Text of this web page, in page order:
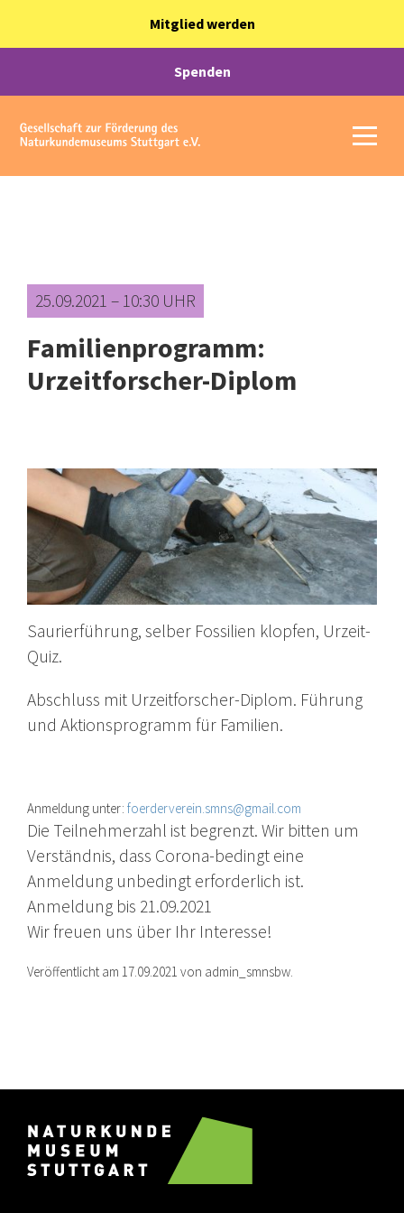
Mitglied werden
Spenden
25.09.2021 – 10:30 UHR
Familienprogramm:
Urzeitforscher-Diplom
Saurierführung, selber Fossilien klopfen, Urzeit-
Quiz.
Abschluss mit Urzeitforscher-Diplom. Führung
und Aktionsprogramm für Familien.
Anmeldung unter: foerderverein.smns@gmail.com
Die Teilnehmerzahl ist begrenzt. Wir bitten um
Verständnis, dass Corona-bedingt eine
Anmeldung unbedingt erforderlich ist.
Anmeldung bis 21.09.2021
Wir freuen uns über Ihr Interesse!
Veröffentlicht am 17.09.2021 von admin_smnsbw.